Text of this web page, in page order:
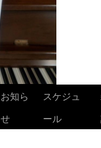
お知ら
せ
スケジュ
ール